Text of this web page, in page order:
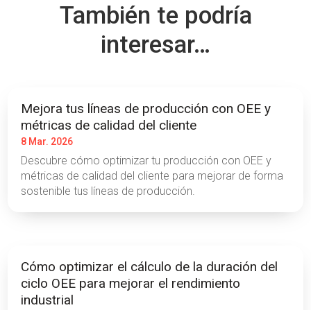
También te podría
interesar…
Mejora tus líneas de producción con OEE y
métricas de calidad del cliente
8 Mar. 2026
Descubre cómo optimizar tu producción con OEE y
métricas de calidad del cliente para mejorar de forma
sostenible tus líneas de producción.
Cómo optimizar el cálculo de la duración del
ciclo OEE para mejorar el rendimiento
industrial